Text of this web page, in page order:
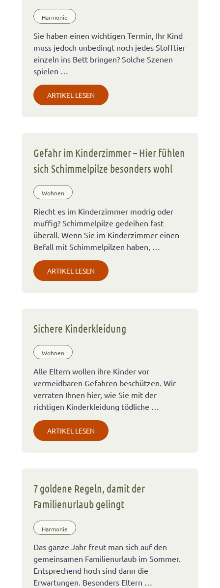
Harmonie
Sie haben einen wichtigen Termin, Ihr Kind
muss jedoch unbedingt noch jedes Stofftier
einzeln ins Bett bringen? Solche Szenen
spielen …
ARTIKEL LESEN
Gefahr im Kinderzimmer – Hier fühlen
sich Schimmelpilze besonders wohl
Wohnen
Riecht es im Kinderzimmer modrig oder
muffig? Schimmelpilze gedeihen fast
überall. Wenn Sie im Kinderzimmer einen
Befall mit Schimmelpilzen haben, …
ARTIKEL LESEN
Sichere Kinderkleidung
Wohnen
Alle Eltern wollen ihre Kinder vor
vermeidbaren Gefahren beschützen. Wir
verraten Ihnen hier, wie Sie mit der
richtigen Kinderkleidung tödliche …
ARTIKEL LESEN
7 goldene Regeln, damit der
Familienurlaub gelingt
Harmonie
Das ganze Jahr freut man sich auf den
gemeinsamen Familienurlaub im Sommer.
Entsprechend hoch sind dann die
Erwartungen. Besonders Eltern …